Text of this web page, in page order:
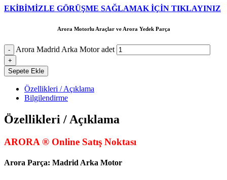
EKİBİMİZLE GÖRÜŞME SAĞLAMAK İÇİN TIKLAYINIZ
Arora Motorlu Araçlar ve Arora Yedek Parça
Arora Madrid Arka Motor adet
Sepete Ekle
Özellikleri / Açıklama
Bilgilendirme
Özellikleri / Açıklama
ARORA ® Online Satış Noktası
Arora Parça: Madrid Arka Motor